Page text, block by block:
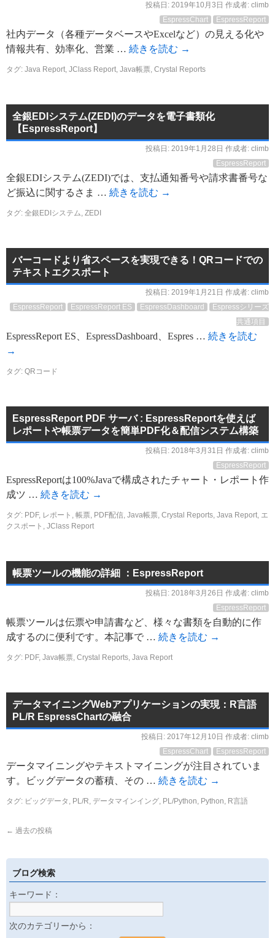
投稿日: 2019年10月3日 作成者: climb
EspressChart
EspressReport
社内データ（各種データベースやExcelなど）の見える化や
情報共有、効率化、営業 … 続きを読む →
タグ: Java Report, JClass Report, Java帳票, Crystal Reports
全銀EDIシステム(ZEDI)のデータを電子書類化
【EspressReport】
投稿日: 2019年1月28日 作成者: climb
EspressReport
全銀EDIシステム(ZEDI)では、支払通知番号や請求書番号な
ど振込に関するさま … 続きを読む →
タグ: 全銀EDIシステム, ZEDI
バーコードより省スペースを実現できる！QRコードでの
テキストエクスポート
投稿日: 2019年1月21日 作成者: climb
EspressReport
EspressReport ES EspressDashboard
Espressシリーズ
共通項目
EspressReport ES、EspressDashboard、Espres … 続きを読む
→
タグ: QRコード
EspressReport PDF サーバ : EspressReportを使えば
レポートや帳票データを簡単PDF化＆配信システム構築
投稿日: 2018年3月31日 作成者: climb
EspressReport
EspressReportは100%Javaで構成されたチャート・レポート作
成ツ … 続きを読む →
タグ: PDF, レポート , 帳票, PDF配信, Java帳票, Crystal Reports, Java Report, エ
クスポート , JClass Report
帳票ツールの機能の詳細 ：EspressReport
投稿日: 2018年3月26日 作成者: climb
EspressReport
帳票ツールは伝票や申請書など、様々な書類を自動的に作
成するのに便利です。本記事で … 続きを読む →
タグ: PDF, Java帳票, Crystal Reports, Java Report
データマイニングWebアプリケーションの実現：R言語
PL/R EspressChartの融合
投稿日: 2017年12月10日 作成者: climb
EspressChart
EspressReport
データマイニングやテキストマイニングが注目されていま
す。ビッグデータの蓄積、その … 続きを読む →
タグ: ビッグデータ , PL/R, データマインイング, PL/Python, Python, R言語
← 過去の投稿
ブログ検索
キーワード：
次のカテゴリーから：